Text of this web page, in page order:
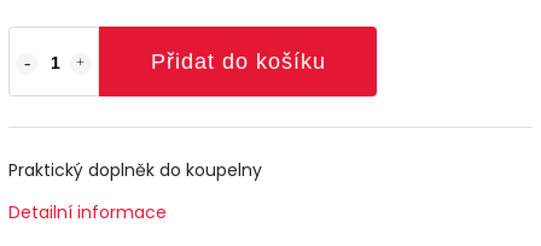
Přidat do košíku
Praktický doplněk do koupelny
Detailní informace